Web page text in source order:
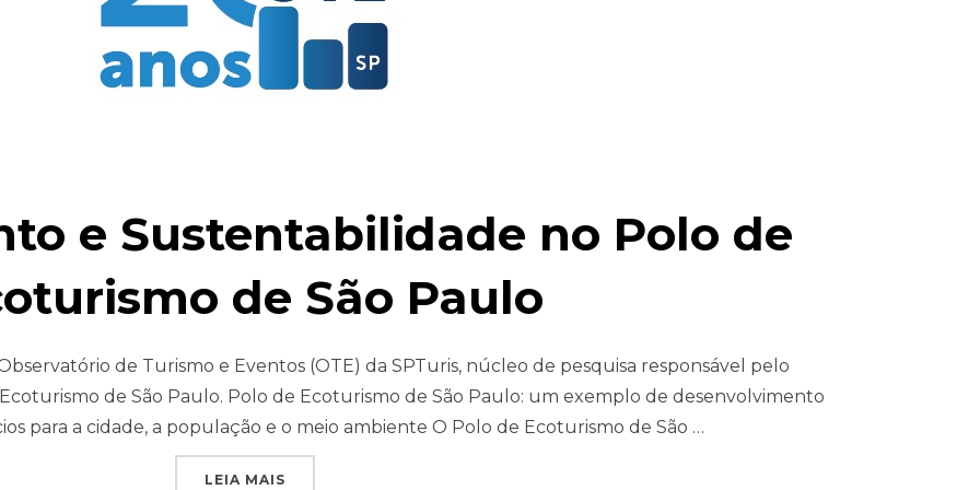
e Sustentabilidade no Polo de
de São Paulo
de Turismo e Eventos (OTE) da SPTuris, núcleo de pesquisa responsável pelo
de São Paulo. Polo de Ecoturismo de São Paulo: um exemplo de desenvolvimento
para a cidade, a população e o meio ambiente O Polo de Ecoturismo de São …
LEIA MAIS